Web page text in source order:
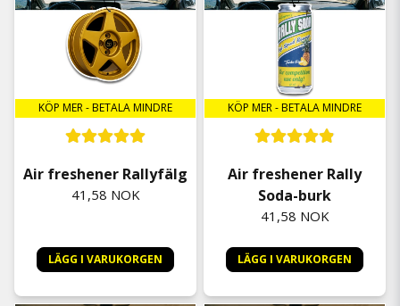
KÖP MER - BETALA MINDRE
Air freshener Rallyfälg
41,58 NOK
LÄGG I VARUKORGEN
KÖP MER - BETALA MINDRE
Air freshener Rally
Soda-burk
41,58 NOK
LÄGG I VARUKORGEN